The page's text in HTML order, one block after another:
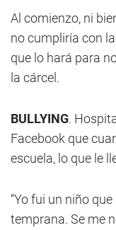
Al comienzo, ni
no cumpliría con
que lo hará para
la cárcel.
BULLYING.
Facebook que
escuela, lo que le
“Yo fui un niño
temprana. Se me